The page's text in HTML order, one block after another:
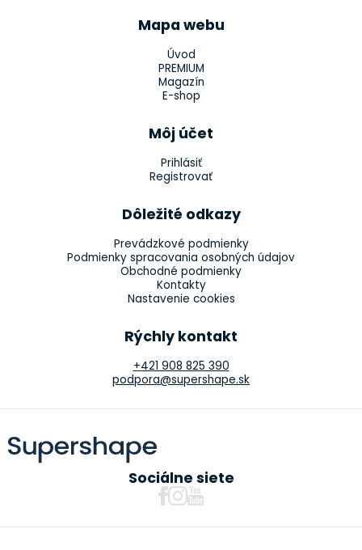
Mapa webu
Úvod
PREMIUM
Magazín
E-shop
Môj účet
Prihlásiť
Registrovať
Dôležité odkazy
Prevádzkové podmienky
Podmienky spracovania osobných údajov
Obchodné podmienky
Kontakty
Nastavenie cookies
Rýchly kontakt
+421 908 825 390
podpora@supershape.sk
Sociálne siete